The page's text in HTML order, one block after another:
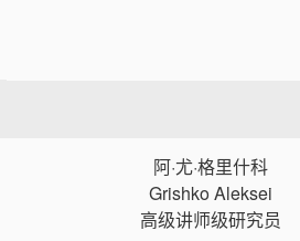
阿·尤·格里什科
Grishko Aleksei
高级讲师级研究员